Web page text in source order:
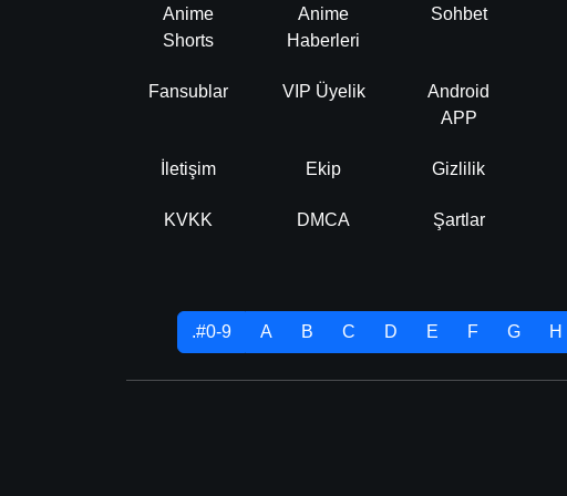
Anime
Shorts
Anime
Haberleri
Sohbet
Fansublar VIP Üyelik
Android
APP
İletişim Ekip Gizlilik
KVKK DMCA Şartlar
.#0-9 A B C D E F G H